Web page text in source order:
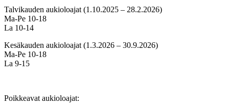
Talvikauden aukioloajat (1.10.2025 – 28.2.2026)
Ma-Pe 10-18
La 10-14
Kesäkauden aukioloajat (1.3.2026 – 30.9.2026)
Ma-Pe 10-18
La 9-15
Poikkeavat aukioloajat: